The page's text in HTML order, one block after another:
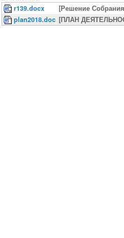
r139.docx [Решение Собрания
plan2018.doc [ПЛАН